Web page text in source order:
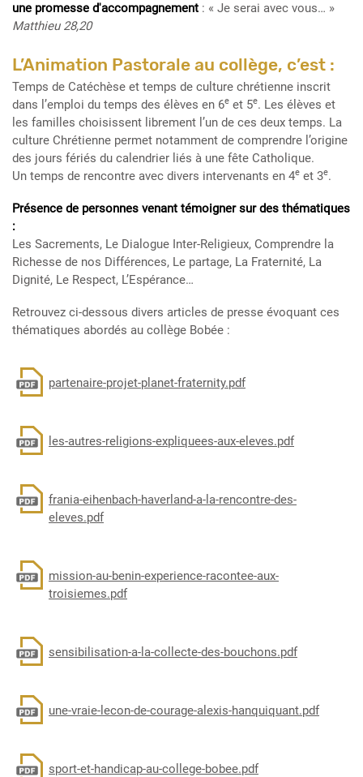
une promesse d'accompagnement : « Je serai avec vous… »
Matthieu 28,20
L’Animation Pastorale au collège, c’est :
Temps de Catéchèse et temps de culture chrétienne inscrit
dans l’emploi du temps des élèves en 6e et 5e. Les élèves et
les familles choisissent librement l’un de ces deux temps. La
culture Chrétienne permet notamment de comprendre l’origine
des jours fériés du calendrier liés à une fête Catholique.
Un temps de rencontre avec divers intervenants en 4e et 3e.
Présence de personnes venant témoigner sur des thématiques
:
Les Sacrements, Le Dialogue Inter-Religieux, Comprendre la
Richesse de nos Différences, Le partage, La Fraternité, La
Dignité, Le Respect, L’Espérance…
Retrouvez ci-dessous divers articles de presse évoquant ces
thématiques abordés au collège Bobée :
partenaire-projet-planet-fraternity.pdf
les-autres-religions-expliquees-aux-eleves.pdf
frania-eihenbach-haverland-a-la-rencontre-des-
eleves.pdf
mission-au-benin-experience-racontee-aux-
troisiemes.pdf
sensibilisation-a-la-collecte-des-bouchons.pdf
une-vraie-lecon-de-courage-alexis-hanquiquant.pdf
sport-et-handicap-au-college-bobee.pdf